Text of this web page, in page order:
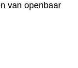
van openbaar